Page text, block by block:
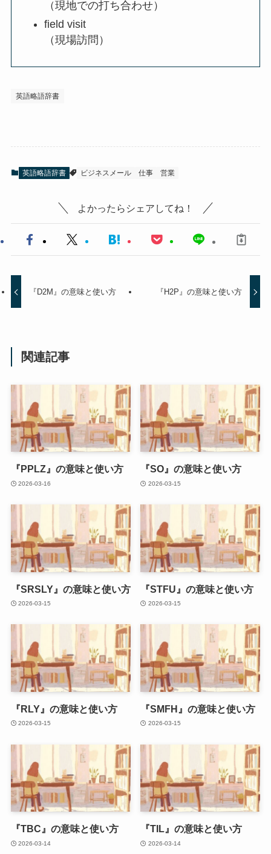
（現地での打ち合わせ）
field visit
（現場訪問）
英語略語辞書
英語略語辞書 ビジネスメール 仕事 営業
よかったらシェアしてね！
『D2M』の意味と使い方 『H2P』の意味と使い方
関連記事
『PPLZ』の意味と使い方
2026-03-16
『SO』の意味と使い方
2026-03-15
『SRSLY』の意味と使い方
2026-03-15
『STFU』の意味と使い方
2026-03-15
『RLY』の意味と使い方
2026-03-15
『SMFH』の意味と使い方
2026-03-15
『TBC』の意味と使い方
2026-03-14
『TIL』の意味と使い方
2026-03-14